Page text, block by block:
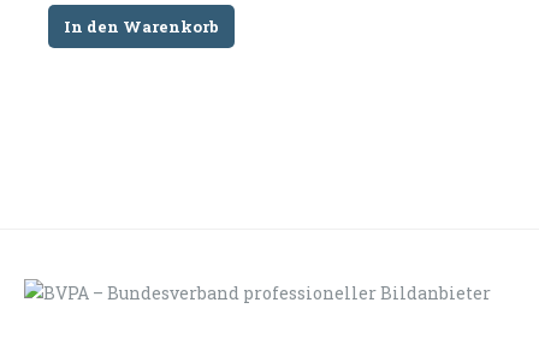
In den Warenkorb